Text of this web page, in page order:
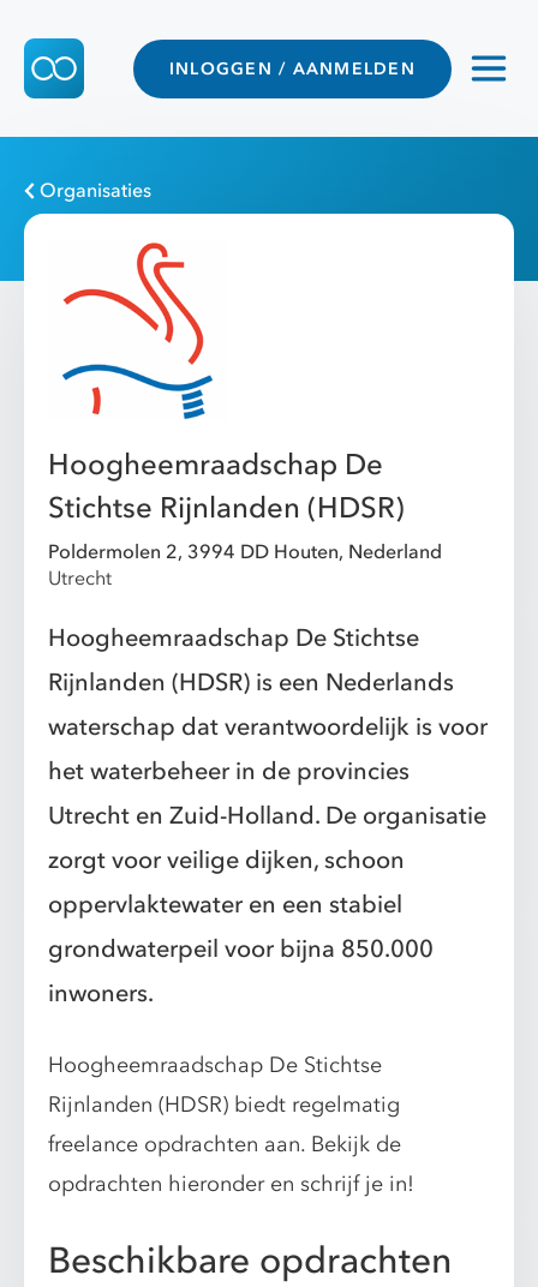
INLOGGEN / AANMELDEN
Organisaties
Hoogheemraadschap De
Stichtse Rijnlanden (HDSR)
Poldermolen 2, 3994 DD Houten, Nederland
Utrecht
Hoogheemraadschap De Stichtse
Rijnlanden (HDSR) is een Nederlands
waterschap dat verantwoordelijk is voor
het waterbeheer in de provincies
Utrecht en Zuid-Holland. De organisatie
zorgt voor veilige dijken, schoon
oppervlaktewater en een stabiel
grondwaterpeil voor bijna 850.000
inwoners.
Hoogheemraadschap De Stichtse
Rijnlanden (HDSR) biedt regelmatig
freelance opdrachten aan. Bekijk de
opdrachten hieronder en schrijf je in!
Beschikbare opdrachten